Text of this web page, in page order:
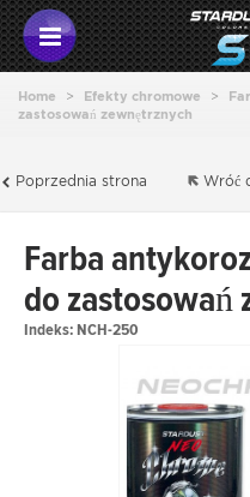
Home > Efekty chromowe >
zastosowań zewnętrznych
Poprzednia strona Wróć
Farba
do zastosowań
Indeks:NCH-250